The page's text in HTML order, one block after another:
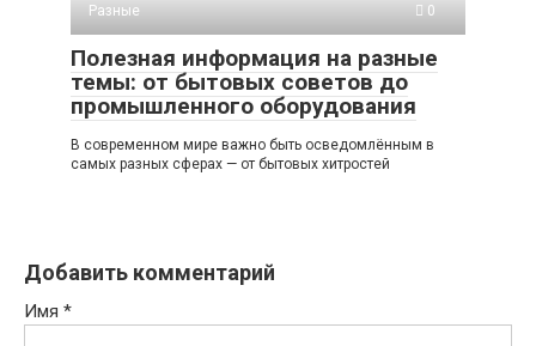
Разные
0
Полезная информация на разные
темы: от бытовых советов до
промышленного оборудования
В современном мире важно быть осведомлённым в
самых разных сферах — от бытовых хитростей
Добавить комментарий
Имя *